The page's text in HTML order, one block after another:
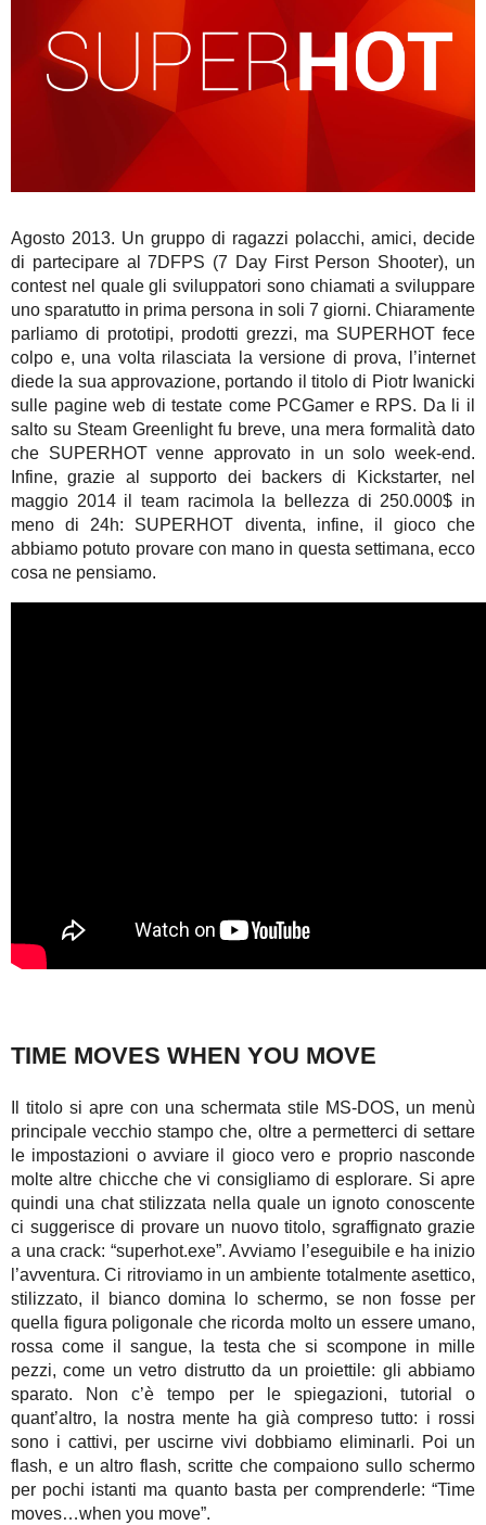
Agosto 2013. Un gruppo di ragazzi polacchi, amici, decide
di partecipare al 7DFPS (7 Day First Person Shooter), un
contest nel quale gli sviluppatori sono chiamati a sviluppare
uno sparatutto in prima persona in soli 7 giorni. Chiaramente
parliamo di prototipi, prodotti grezzi, ma SUPERHOT fece
colpo e, una volta rilasciata la versione di prova, l’internet
diede la sua approvazione, portando il titolo di Piotr Iwanicki
sulle pagine web di testate come PCGamer e RPS. Da li il
salto su Steam Greenlight fu breve, una mera formalità dato
che SUPERHOT venne approvato in un solo week-end.
Infine, grazie al supporto dei backers di Kickstarter, nel
maggio 2014 il team racimola la bellezza di 250.000$ in
meno di 24h: SUPERHOT diventa, infine, il gioco che
abbiamo potuto provare con mano in questa settimana, ecco
cosa ne pensiamo.
TIME MOVES WHEN YOU MOVE
Il titolo si apre con una schermata stile MS-DOS, un menù
principale vecchio stampo che, oltre a permetterci di settare
le impostazioni o avviare il gioco vero e proprio nasconde
molte altre chicche che vi consigliamo di esplorare. Si apre
quindi una chat stilizzata nella quale un ignoto conoscente
ci suggerisce di provare un nuovo titolo, sgraffignato grazie
a una crack: “superhot.exe”. Avviamo l’eseguibile e ha inizio
l’avventura. Ci ritroviamo in un ambiente totalmente asettico,
stilizzato, il bianco domina lo schermo, se non fosse per
quella figura poligonale che ricorda molto un essere umano,
rossa come il sangue, la testa che si scompone in mille
pezzi, come un vetro distrutto da un proiettile: gli abbiamo
sparato. Non c’è tempo per le spiegazioni, tutorial o
quant’altro, la nostra mente ha già compreso tutto: i rossi
sono i cattivi, per uscirne vivi dobbiamo eliminarli. Poi un
flash, e un altro flash, scritte che compaiono sullo schermo
per pochi istanti ma quanto basta per comprenderle: “Time
moves…when you move”.